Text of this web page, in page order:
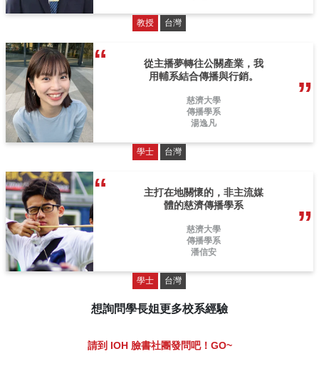
教授 台灣
從主播夢轉往公關產業，我
用輔系結合傳播與行銷。
慈濟大學
傳播學系
湯逸凡
學士 台灣
主打在地關懷的，非主流媒
體的慈濟傳播學系
慈濟大學
傳播學系
潘信安
學士 台灣
想詢問學長姐更多校系經驗
請到 IOH 臉書社團發問吧！GO~